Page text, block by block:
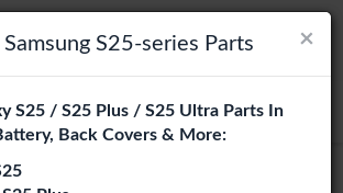
×
Sprache
als wären Sie in Vereinigte Staaten
Sie
Login
×
S25-series Parts
S25 / S25 Plus / S25 Ultra Parts In
Back Covers & More: